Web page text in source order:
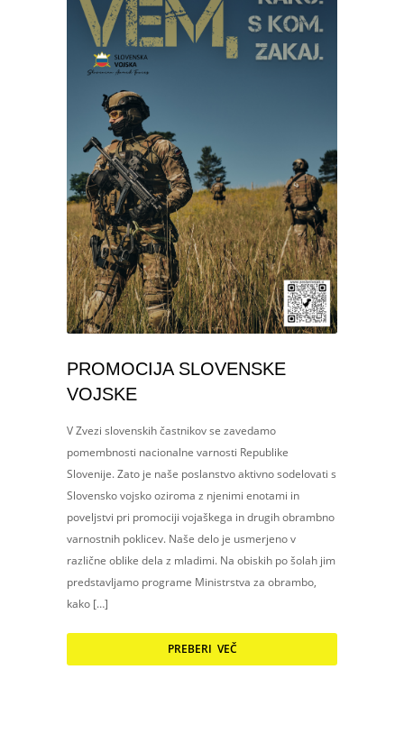
PROMOCIJA SLOVENSKE
VOJSKE
V Zvezi slovenskih častnikov se zavedamo
pomembnosti nacionalne varnosti Republike
Slovenije. Zato je naše poslanstvo aktivno sodelovati s
Slovensko vojsko oziroma z njenimi enotami in
poveljstvi pri promociji vojaškega in drugih obrambno
varnostnih poklicev. Naše delo je usmerjeno v
različne oblike dela z mladimi. Na obiskih po šolah jim
predstavljamo programe Ministrstva za obrambo,
kako […]
PREBERI VEČ